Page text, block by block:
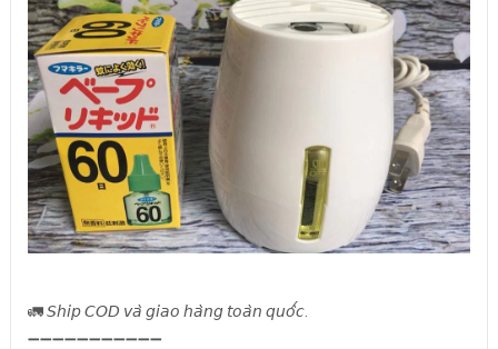
🚛 𝘚𝘩𝘪𝘱 𝘊𝘖𝘋 𝘷𝘢̀ 𝘨𝘪𝘢𝘰 𝘩𝘢̀𝘯𝘨 𝘵𝘰𝘢̀𝘯 𝘲𝘶𝘰̂́𝘤.
➖➖➖➖➖➖➖➖➖➖➖